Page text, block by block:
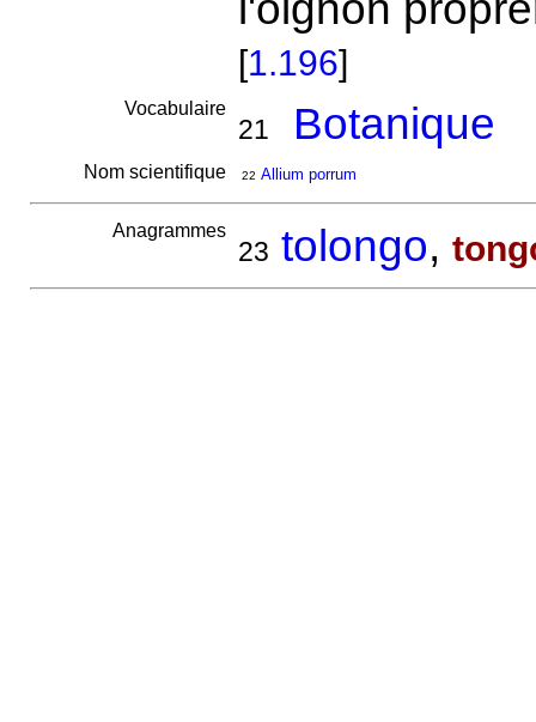
[1.196]
Vocabulaire
21 Botanique
Nom scientifique 22 Allium porrum
Anagrammes
23 tolongo,